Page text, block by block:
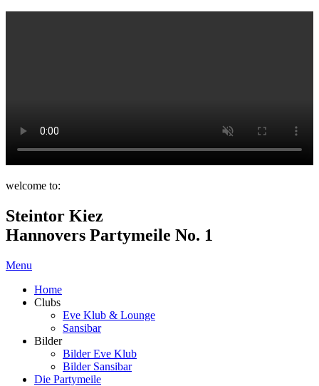
welcome to:
Steintor Kiez
Hannovers Partymeile No. 1
Menu
Home
Clubs
Eve Klub & Lounge
Sansibar
Bilder
Bilder Eve Klub
Bilder Sansibar
Die Partymeile